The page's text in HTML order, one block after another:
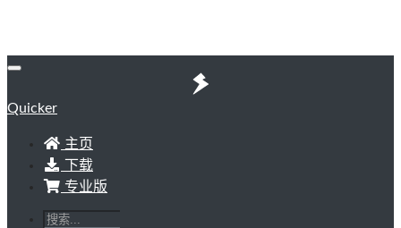
Quicker
主页
下载
专业版